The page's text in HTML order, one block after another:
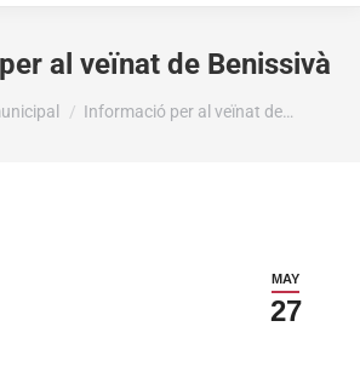
al veïnat de Benissivà
Informació per al veïnat de…
MAY
27